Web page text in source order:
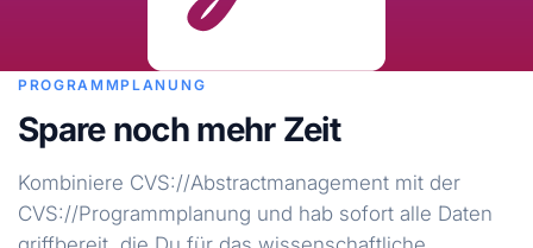
PROGRAMMPLANUNG
Spare noch mehr Zeit
Kombiniere CVS://Abstractmanagement mit der
CVS://Programmplanung und hab sofort alle Daten